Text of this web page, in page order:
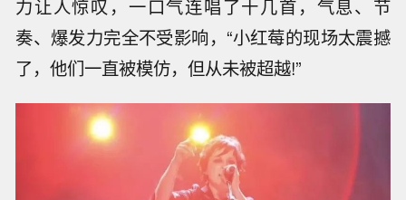
力让人惊叹，一口气连唱了十几首，气息、节
奏、爆发力完全不受影响，“小红莓的现场太震撼
了，他们一直被模仿，但从未被超越!”